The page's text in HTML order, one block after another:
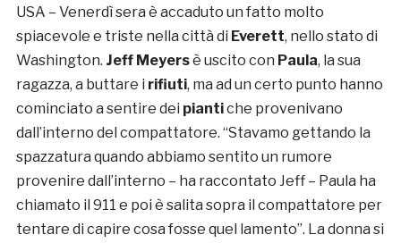
USA – Venerdì sera è accaduto un fatto molto
spiacevole e triste nella città di Everett, nello stato di
Washington. Jeff Meyersè uscito con Paula, la sua
ragazza, a buttare i rifiuti, ma ad un certo punto hanno
cominciato a sentire dei piantiche provenivano
dall’interno del compattatore. “Stavamo gettando la
spazzatura quando abbiamo sentito un rumore
provenire dall’interno – ha raccontato Jeff – Paula ha
chiamato il 911 e poi è salita sopra il compattatore per
tentare di capire cosa fosse quel lamento”. La donna si